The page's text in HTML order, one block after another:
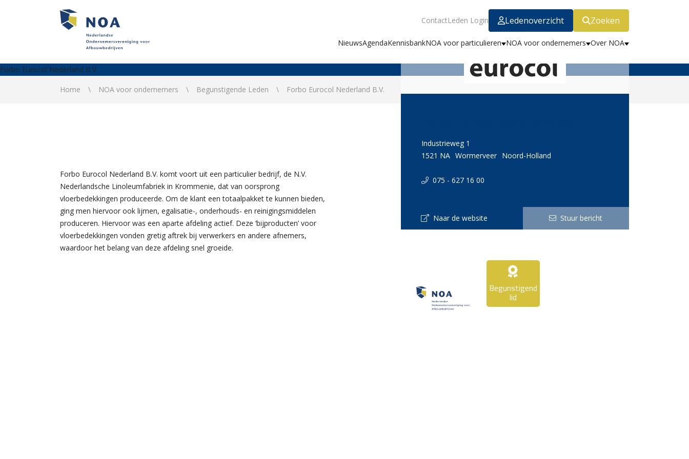
ContactLeden Login Ledenoverzicht Zoeken
NieuwsAgendaKennisbankNOA voor particulieren NOA voor ondernemers Over NOA
Forbo Eurocol Nederland B.V.
Home NOA voor ondernemers Begunstigende Leden Forbo Eurocol Nederland B.V.
Forbo Eurocol Nederland B.V. komt voort uit een particulier bedrijf, de N.V.
Nederlandsche Linoleumfabriek in Krommenie, dat van oorsprong
vloerbedekkingen produceerde. Om de klant een totaalpakket te kunnen bieden,
ging men hiervoor ook lijmen, egalisatie-, onderhouds- en reinigingsmiddelen
produceren. Hiervoor was een aparte afdeling actief. Deze ‘bijproducten’ voor
vloerbedekkingen vonden gretig aftrek bij verwerkers en andere afnemers,
waardoor het belang van deze afdeling snel groeide.
Industrieweg 1
1521 NA Wormerveer Noord-Holland
075 - 627 16 00
Naar de website Stuur bericht
Begunstigend
lid